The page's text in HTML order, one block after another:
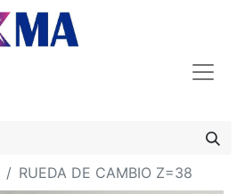
RUEDA DE CAMBIO Z=38